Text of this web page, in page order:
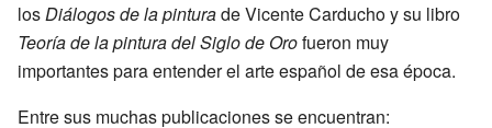
losDiálogos de la pinturade Vicente Carducho y su libro
Teoría de la pintura del Siglo de Orofueron muy
importantes para entender el arte español de esa época.
Entre sus muchas publicaciones se encuentran: